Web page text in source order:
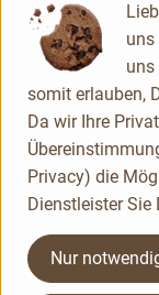
Holland
Ben&Anna
uns
uns
somit erlauben,
Da wir Ihre
Privacy) die
Dienstleister Sie
Nur